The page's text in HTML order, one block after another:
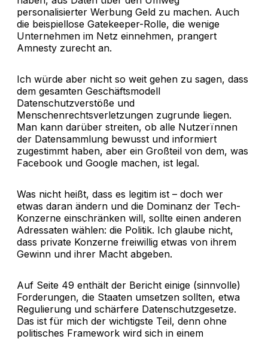
personalisierter Werbung Geld zu machen. Auch
die beispiellose Gatekeeper-Rolle, die wenige
Unternehmen im Netz einnehmen, prangert
Amnesty zurecht an.
Ich würde aber nicht so weit gehen zu sagen, dass
dem gesamten Geschäftsmodell
Datenschutzverstöße und
Menschenrechtsverletzungen zugrunde liegen.
Man kann darüber streiten, ob alle Nutzerïnnen
der Datensammlung bewusst und informiert
zugestimmt haben, aber ein Großteil von dem, was
Facebook und Google machen, ist legal.
Was nicht heißt, dass es legitim ist – doch wer
etwas daran ändern und die Dominanz der Tech-
Konzerne einschränken will, sollte einen anderen
Adressaten wählen: die Politik. Ich glaube nicht,
dass private Konzerne freiwillig etwas von ihrem
Gewinn und ihrer Macht abgeben.
Auf Seite 49 enthält der Bericht einige (sinnvolle)
Forderungen, die Staaten umsetzen sollten, etwa
Regulierung und schärfere Datenschutzgesetze.
Das ist für mich der wichtigste Teil, denn ohne
politisches Framework wird sich in einem